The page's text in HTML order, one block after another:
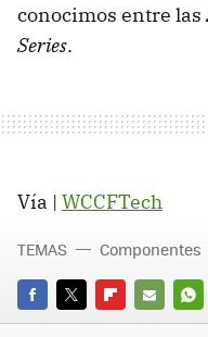
conocimos entre las
Series.
Vía | WCCFTech
FACEBOOK
TWITTERFLIPBOARD
E-
TEMAS Componentes